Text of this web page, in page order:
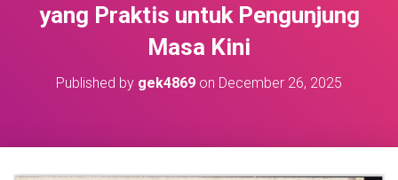
yang Praktis untuk Pengunjung
Masa Kini
Published by gek4869 on December 26, 2025